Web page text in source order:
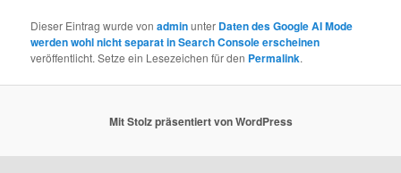
Dieser Eintrag wurde vonadminunter Daten des Google AI Mode
werden wohl nicht separat in Search Console erscheinen
veröffentlicht. Setze ein Lesezeichen für den Permalink.
Mit Stolz präsentiert von WordPress